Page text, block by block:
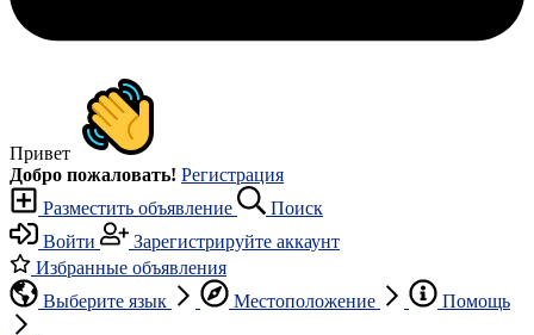
Привет
Добро пожаловать! Регистрация
Разместить объявление
Поиск
Войти
Зарегистрируйте аккаунт
Избранные объявления
Выберите язык
Местоположение Помощь